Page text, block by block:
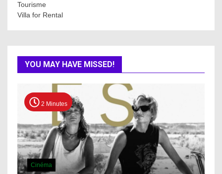
Tourisme
Villa for Rental
YOU MAY HAVE MISSED!
2 Minutes
Cinéma